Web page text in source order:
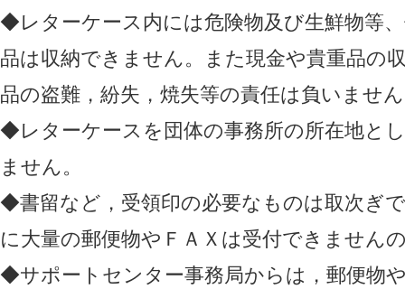
◆レターケース内には危険物及び生鮮物等
品は収納できません。また現金や貴重品の
品の盗難，紛失，焼失等の責任は負いませ
◆レターケースを団体の事務所の所在地と
ません。
◆書留など，受領印の必要なものは取次ぎ
に大量の郵便物やＦＡＸは受付できません
◆サポートセンター事務局からは，郵便物